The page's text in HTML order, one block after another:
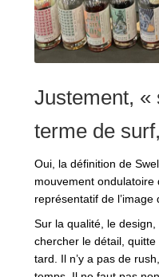
Justement, «
terme de
Oui, la définition de
mouvement ondulatoire
représentatif de l’image
Sur la qualité, le design,
chercher le détail,
tard. Il n’y a pas de